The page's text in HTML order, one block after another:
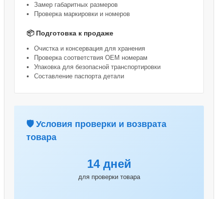
Замер габаритных размеров
Проверка маркировки и номеров
📦 Подготовка к продаже
Очистка и консервация для хранения
Проверка соответствия OEM номерам
Упаковка для безопасной транспортировки
Составление паспорта детали
🛡️ Условия проверки и возврата
товара
14 дней
для проверки товара